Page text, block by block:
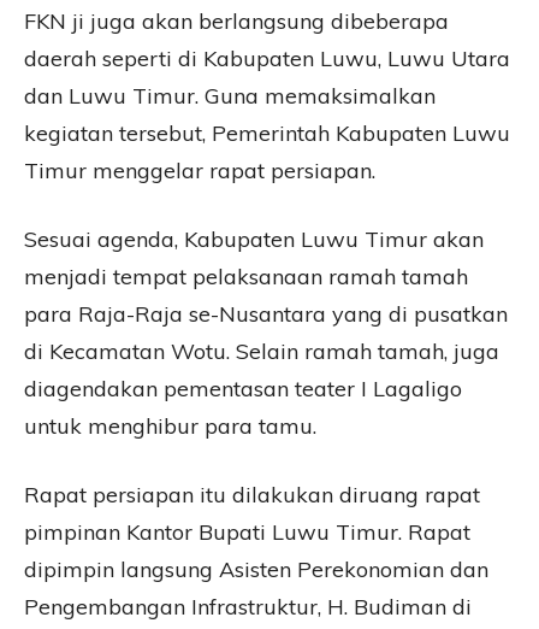
FKN ji juga akan berlangsung dibeberapa
daerah seperti di Kabupaten Luwu, Luwu Utara
dan Luwu Timur. Guna memaksimalkan
kegiatan tersebut, Pemerintah Kabupaten Luwu
Timur menggelar rapat persiapan.
Sesuai agenda, Kabupaten Luwu Timur akan
menjadi tempat pelaksanaan ramah tamah
para Raja-Raja se-Nusantara yang di pusatkan
di Kecamatan Wotu. Selain ramah tamah, juga
diagendakan pementasan teater I Lagaligo
untuk menghibur para tamu.
Rapat persiapan itu dilakukan diruang rapat
pimpinan Kantor Bupati Luwu Timur. Rapat
dipimpin langsung Asisten Perekonomian dan
Pengembangan Infrastruktur, H. Budiman di